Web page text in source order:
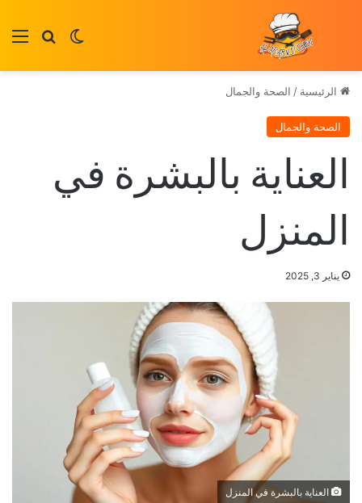
بحثالوضع
الرئيسية / الصحة والجمال
الصحة والجمال
العناية بالبشرة في
المنزل
يناير 3, 2025
العناية بالبشرة في المنزل